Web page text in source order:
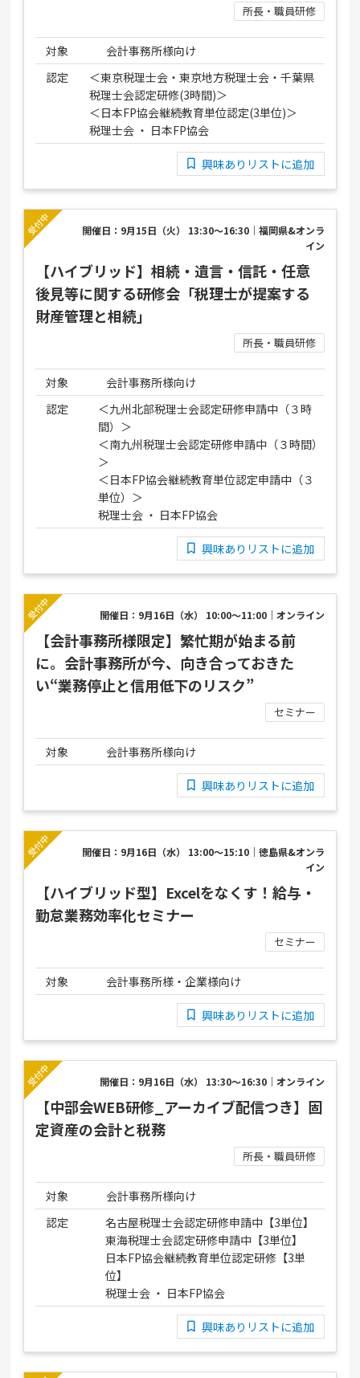
所長・職員研修
対象
会計事務所様向け
認定
＜東京税理士会・東京地方税理士会・千葉県
税理士会認定研修(3時間)＞
＜日本FP協会継続教育単位認定(3単位)＞
税理士会 ・ 日本FP協会
興味ありリストに追加
開催日：9月15日（火） 13:30～16:30｜福岡県&オンラ
イン
【ハイブリッド】相続・遺言・信託・任意
後見等に関する研修会「税理士が提案する
財産管理と相続」
所長・職員研修
対象
会計事務所様向け
認定
＜九州北部税理士会認定研修申請中（３時
間）＞
＜南九州税理士会認定研修申請中（３時間）
＞
＜日本FP協会継続教育単位認定申請中（３
単位）＞
税理士会 ・ 日本FP協会
興味ありリストに追加
開催日：9月16日（水） 10:00～11:00｜オンライン
【会計事務所様限定】繁忙期が始まる前
に。会計事務所が今、向き合っておきた
い“業務停止と信用低下のリスク”
セミナー
対象 会計事務所様向け
興味ありリストに追加
開催日：9月16日（水） 13:00～15:10｜徳島県&オンラ
イン
【ハイブリッド型】Excelをなくす！給与・
勤怠業務効率化セミナー
セミナー
対象 会計事務所様・企業様向け
興味ありリストに追加
開催日：9月16日（水） 13:30～16:30｜オンライン
【中部会WEB研修_アーカイブ配信つき】固
定資産の会計と税務
所長・職員研修
対象
会計事務所様向け
認定
名古屋税理士会認定研修申請中【3単位】
東海税理士会認定研修申請中【3単位】
日本FP協会継続教育単位認定研修【3単
位】
税理士会 ・ 日本FP協会
興味ありリストに追加